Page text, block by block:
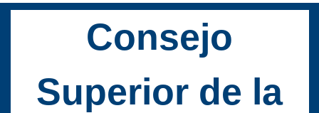
Consejo
Superior de la